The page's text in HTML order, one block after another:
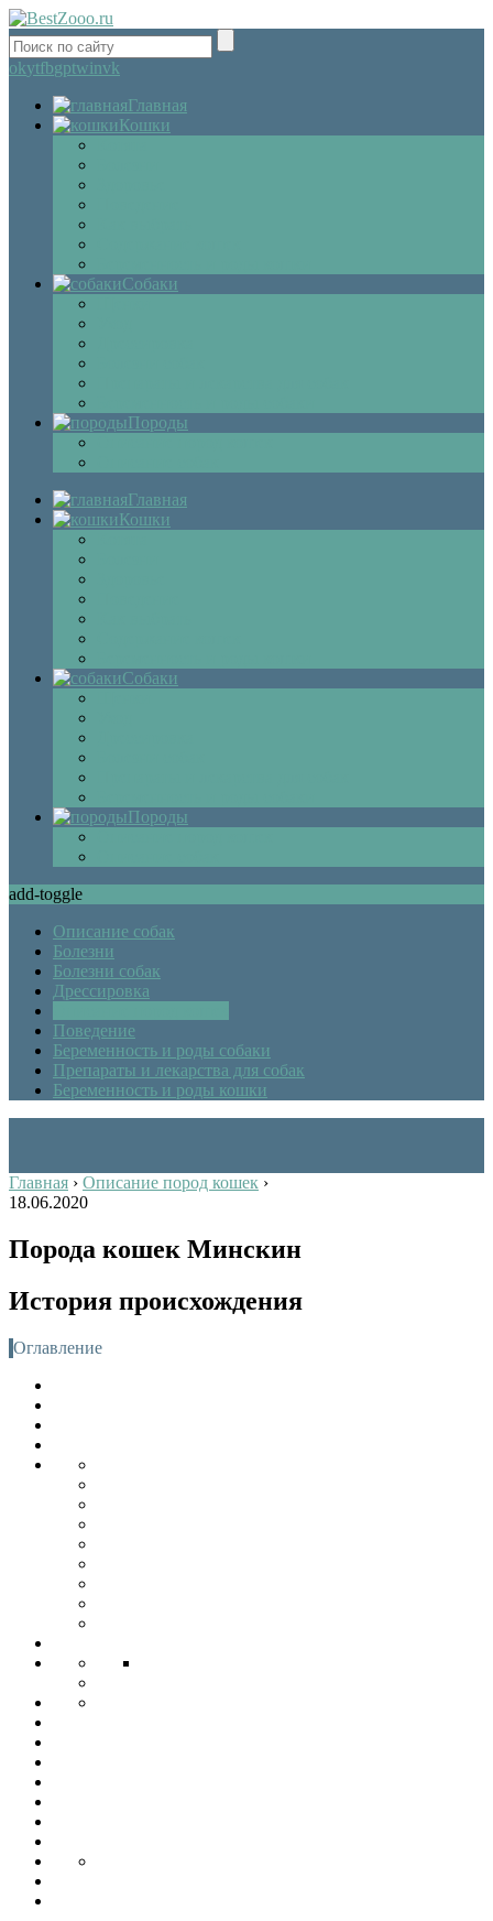
okytfbgptwinvk
Главная
Кошки
Собаки
Породы
Главная
Кошки
Собаки
Породы
add-toggle
Описание собак
Болезни
Болезни собак
Дрессировка
Поведение
Беременность и роды собаки
Препараты и лекарства для собак
Беременность и роды кошки
Главная › Описание пород кошек ›
18.06.2020
Порода кошек Минскин
История происхождения
Оглавление